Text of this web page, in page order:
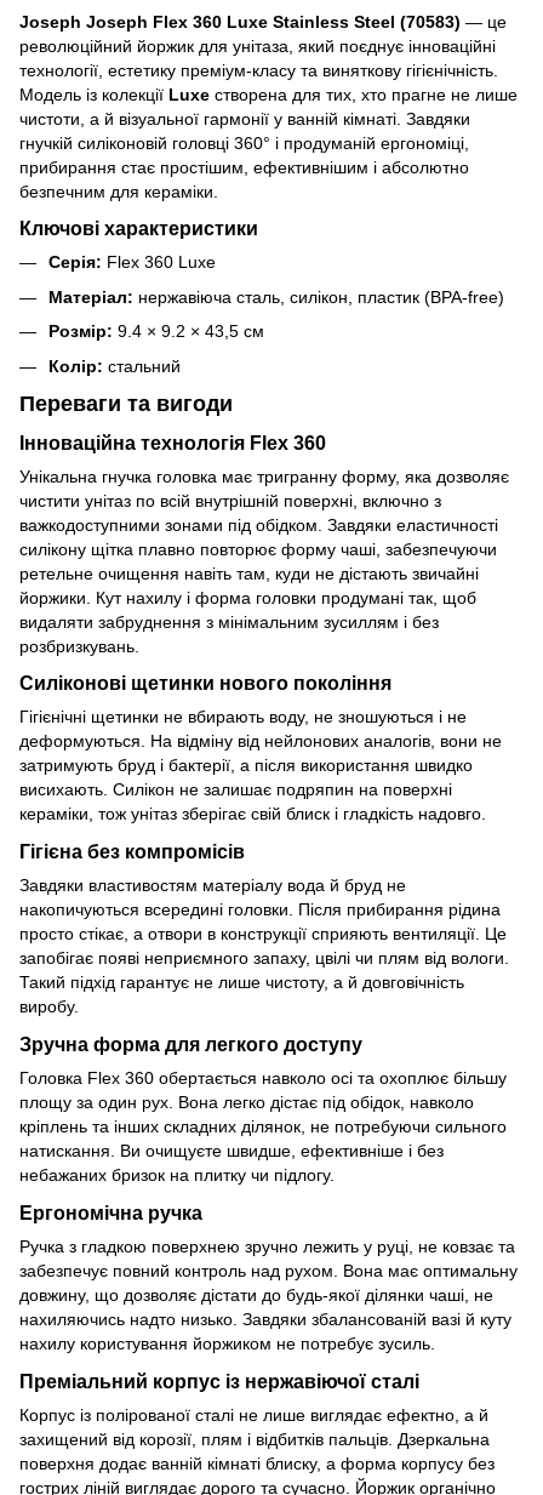
Joseph Joseph Flex 360 Luxe Stainless Steel (70583) — це
революційний йоржик для унітаза, який поєднує інноваційні
технології, естетику преміум-класу та виняткову гігієнічність.
Модель із колекції Luxe створена для тих, хто прагне не лише
чистоти, а й візуальної гармонії у ванній кімнаті. Завдяки
гнучкій силіконовій головці 360° і продуманій ергономіці,
прибирання стає простішим, ефективнішим і абсолютно
безпечним для кераміки.
Ключові характеристики
Серія: Flex 360 Luxe
Матеріал: нержавіюча сталь, силікон, пластик (BPA-free)
Розмір: 9.4 × 9.2 × 43,5 см
Колір: стальний
Переваги та вигоди
Інноваційна технологія Flex 360
Унікальна гнучка головка має тригранну форму, яка дозволяє
чистити унітаз по всій внутрішній поверхні, включно з
важкодоступними зонами під обідком. Завдяки еластичності
силікону щітка плавно повторює форму чаші, забезпечуючи
ретельне очищення навіть там, куди не дістають звичайні
йоржики. Кут нахилу і форма головки продумані так, щоб
видаляти забруднення з мінімальним зусиллям і без
розбризкувань.
Силіконові щетинки нового покоління
Гігієнічні щетинки не вбирають воду, не зношуються і не
деформуються. На відміну від нейлонових аналогів, вони не
затримують бруд і бактерії, а після використання швидко
висихають. Силікон не залишає подряпин на поверхні
кераміки, тож унітаз зберігає свій блиск і гладкість надовго.
Гігієна без компромісів
Завдяки властивостям матеріалу вода й бруд не
накопичуються всередині головки. Після прибирання рідина
просто стікає, а отвори в конструкції сприяють вентиляції. Це
запобігає появі неприємного запаху, цвілі чи плям від вологи.
Такий підхід гарантує не лише чистоту, а й довговічність
виробу.
Зручна форма для легкого доступу
Головка Flex 360 обертається навколо осі та охоплює більшу
площу за один рух. Вона легко дістає під обідок, навколо
кріплень та інших складних ділянок, не потребуючи сильного
натискання. Ви очищуєте швидше, ефективніше і без
небажаних бризок на плитку чи підлогу.
Ергономічна ручка
Ручка з гладкою поверхнею зручно лежить у руці, не ковзає та
забезпечує повний контроль над рухом. Вона має оптимальну
довжину, що дозволяє дістати до будь-якої ділянки чаші, не
нахиляючись надто низько. Завдяки збалансованій вазі й куту
нахилу користування йоржиком не потребує зусиль.
Преміальний корпус із нержавіючої сталі
Корпус із полірованої сталі не лише виглядає ефектно, а й
захищений від корозії, плям і відбитків пальців. Дзеркальна
поверхня додає ванній кімнаті блиску, а форма корпусу без
гострих ліній виглядає дорого та сучасно. Йоржик органічно